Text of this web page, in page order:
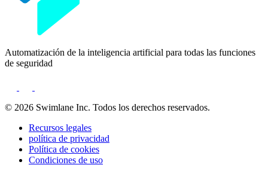
Automatización de la inteligencia artificial para todas las funciones
de seguridad
© 2026 Swimlane Inc. Todos los derechos reservados.
Recursos legales
política de privacidad
Política de cookies
Condiciones de uso